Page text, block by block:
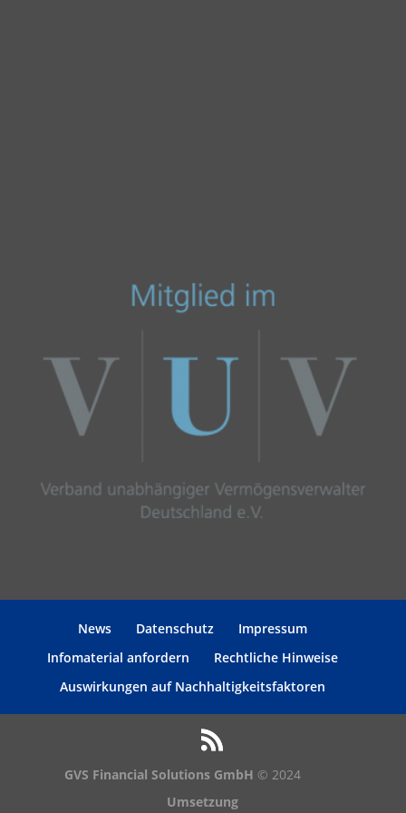
News Datenschutz
Impressum
Infomaterial anfordern
Rechtliche Hinweise
Auswirkungen auf Nachhaltigkeitsfaktoren
GVS Financial Solutions GmbH © 2024
Umsetzung